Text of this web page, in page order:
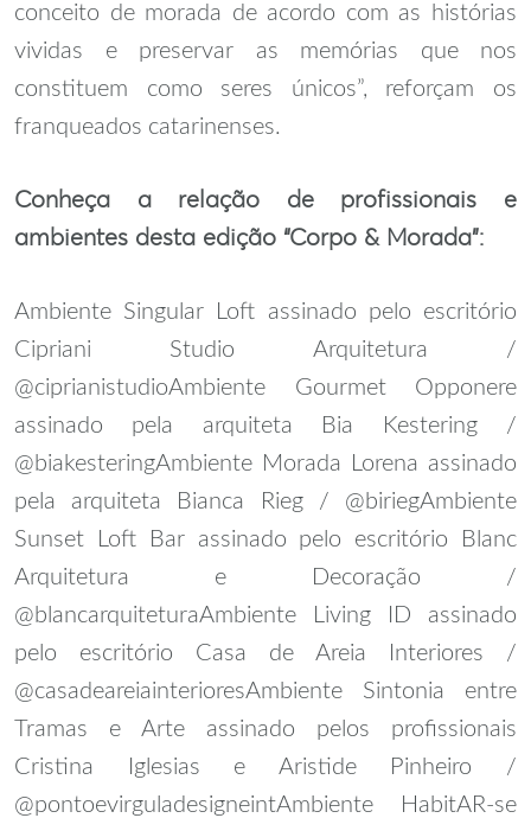
conceito de morada de acordo com as histórias
vividas e preservar as memórias que nos
constituem como seres únicos”, reforçam os
franqueados catarinenses.
Conheça a relação de profissionais e
ambientes desta edição “Corpo & Morada”:
Ambiente Singular Loft assinado pelo escritório
Cipriani Studio Arquitetura /
@ciprianistudioAmbiente Gourmet Opponere
assinado pela arquiteta Bia Kestering /
@biakesteringAmbiente Morada Lorena assinado
pela arquiteta Bianca Rieg / @biriegAmbiente
Sunset Loft Bar assinado pelo escritório Blanc
Arquitetura e Decoração /
@blancarquiteturaAmbiente Living ID assinado
pelo escritório Casa de Areia Interiores /
@casadeareiainterioresAmbiente Sintonia entre
Tramas e Arte assinado pelos profissionais
Cristina Iglesias e Aristide Pinheiro /
@pontoevirguladesigneintAmbiente HabitAR-se